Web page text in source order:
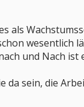
als
wesentlich
und Nach ist
da sein, die